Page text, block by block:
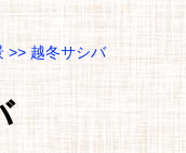
>> 越冬サシバ